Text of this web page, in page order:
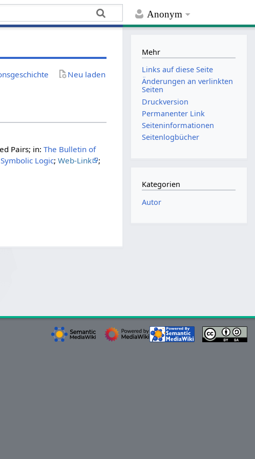
Anonym
Neu laden
Pairs; in: The Bulletin of
Logic; Web-Link
;
Mehr
Links auf diese Seite
Änderungen an verlinkten
Seiten
Druckversion
Permanenter Link
Seiten­­informationen
Seitenlogbücher
Kategorien
Autor